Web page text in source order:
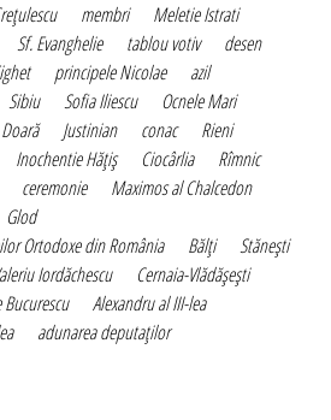
membri
Meletie Istrati
Sf. Evanghelie tablou votiv
desen
principele Nicolae
azil
Sibiu Sofia Iliescu
Ocnele Mari
Justinian conac
Rieni
Inochentie Hăţiş Ciocârlia
Rîmnic
ceremonie
Maximos al Chalcedon
Glod
Ortodoxe din România
Bălţi
Stăneşti
Iordăchescu
Cernaia-Vlădăşeşti
Alexandru al III-lea
adunarea deputaţilor